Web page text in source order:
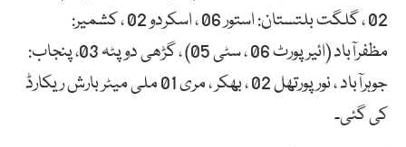
02 ، گلگت بلتستان: استور 06 ، اسکردو 02 ، کشمیر:
مظفرآباد (ائیر پورٹ 06 ، سٹی 05) ، گڑھی دوپٹہ 03، پنجاب:
جوہرآباد ، نور پورتھل 02 ، بھکر ، مری 01 ملی میٹر بارش ریکارڈ
کی گئی۔